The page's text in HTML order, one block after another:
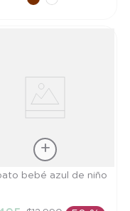
bebé azul de niño